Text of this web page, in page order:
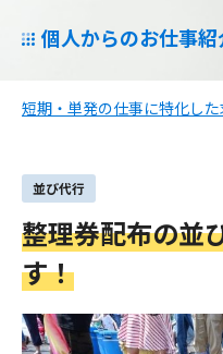
個人からのお仕事紹
短期・単発の仕事に特化し
並び代行
整理券配布の並
す！